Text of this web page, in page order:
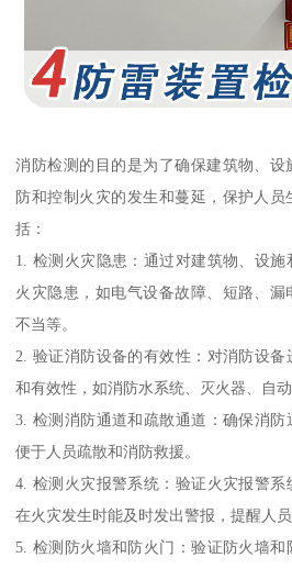
消防检测的目的是为了确保建筑物、
防和控制火灾的发生和蔓延，保护人
括：
1. 检测火灾隐患：通过对建筑物、设
火灾隐患，如电气设备故障、短路、
不当等。
2. 验证消防设备的有效性：对消防设
和有效性，如消防水系统、灭火器、自动
3. 检测消防通道和疏散通道：确保消防
便于人员疏散和消防救援。
4. 检测火灾报警系统：验证火灾报警
在火灾发生时能及时发出警报，提醒人
5. 检测防火墙和防火门：验证防火墙